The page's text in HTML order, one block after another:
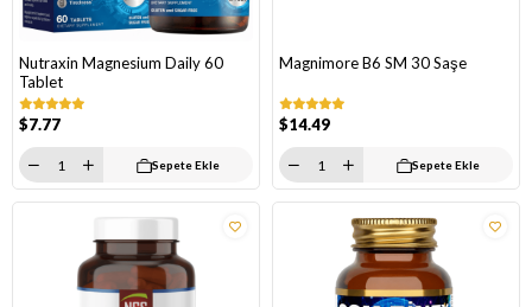
Nutraxin Magnesium Daily 60
Tablet
$7.77
Sepete Ekle
Magnimore B6 SM 30 Saşe
$14.49
Sepete Ekle